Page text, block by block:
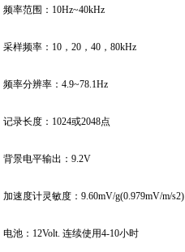
频率范围：10Hz~40kHz
采样频率：10，20，40，80kHz
频率分辨率：4.9~78.1Hz
记录长度：1024或2048点
背景电平输出：9.2V
加速度计灵敏度：9.60mV/g(0.979mV/m/s2)
电池：12Volt. 连续使用4-10小时